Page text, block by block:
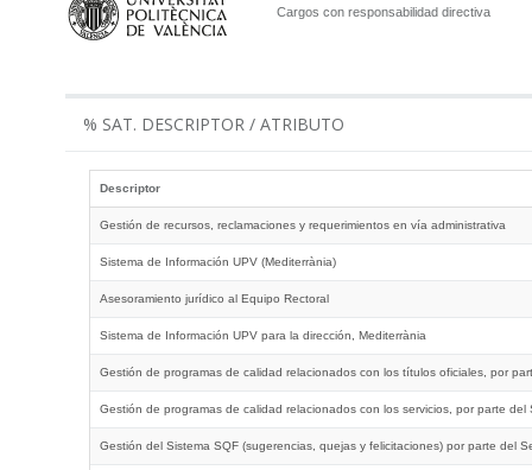
Cargos con responsabilidad directiva
% SAT. DESCRIPTOR / ATRIBUTO
Descriptor
Gestión de recursos, reclamaciones y requerimientos en vía administrativa
Sistema de Información UPV (Mediterrània)
Asesoramiento jurídico al Equipo Rectoral
Sistema de Información UPV para la dirección, Mediterrània
Gestión de programas de calidad relacionados con los títulos oficiales, por
Gestión de programas de calidad relacionados con los servicios, por parte
Gestión del Sistema SQF (sugerencias, quejas y felicitaciones) por parte del